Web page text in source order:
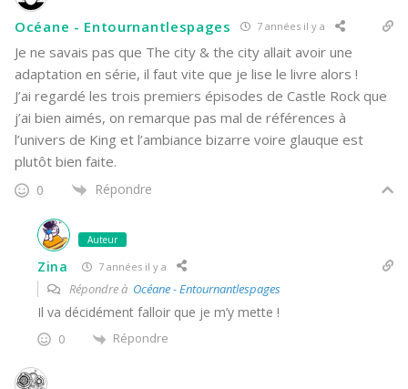
Océane - Entournantlespages 7 années il y a
Je ne savais pas que The city & the city allait avoir une
adaptation en série, il faut vite que je lise le livre alors !
J’ai regardé les trois premiers épisodes de Castle Rock que
j’ai bien aimés, on remarque pas mal de références à
l’univers de King et l’ambiance bizarre voire glauque est
plutôt bien faite.
0 Répondre
Auteur
Zina 7 années il y a
Répondre à Océane - Entournantlespages
Il va décidément falloir que je m’y mette !
0 Répondre